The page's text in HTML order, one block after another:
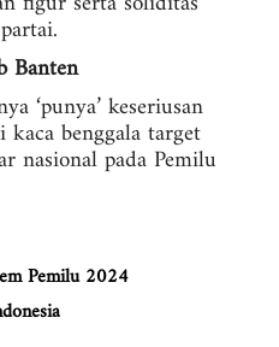
Banten
‘punya’ keseriusan
benggala target
nasional pada Pemilu
Pemilu 2024